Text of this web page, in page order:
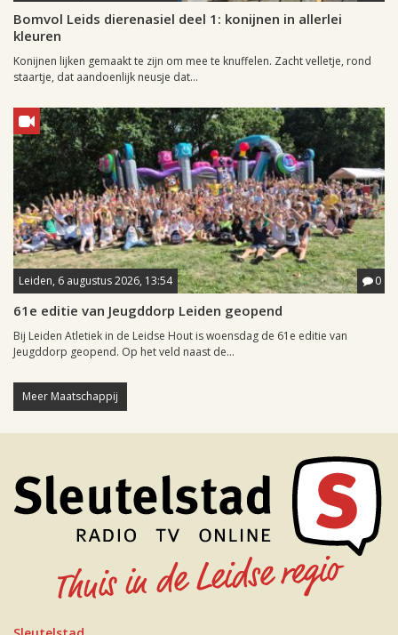
Bomvol Leids dierenasiel deel 1: konijnen in allerlei
kleuren
Konijnen lijken gemaakt te zijn om mee te knuffelen. Zacht velletje, rond
staartje, dat aandoenlijk neusje dat...
Leiden, 6 augustus 2026, 13:54 0
61e editie van Jeugddorp Leiden geopend
Bij Leiden Atletiek in de Leidse Hout is woensdag de 61e editie van
Jeugddorp geopend. Op het veld naast de...
Meer Maatschappij